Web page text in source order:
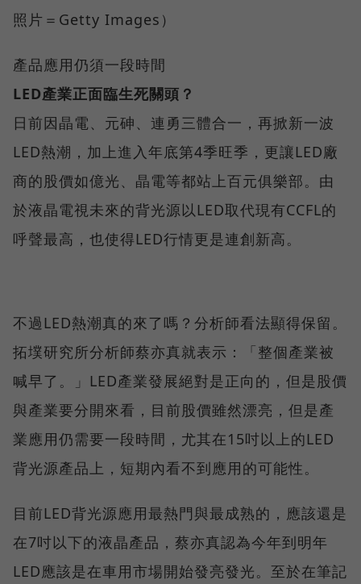
照片＝Getty Images）
產品應用仍須一段時間
LED產業正面臨生死關頭？
日前因晶電、元砷、連勇三體合一，再掀新一波
LED熱潮，加上進入年底第4季旺季，更讓LED廠
商的股價如億光、晶電等都站上百元俱樂部。由
於液晶電視未來的背光源以LED取代現有CCFL的
呼聲最高，也使得LED行情更是連創新高。
不過LED熱潮真的來了嗎？分析師看法顯得保留。
拓墣研究所分析師蔡亦真就表示：「整個產業被
喊早了。」LED產業發展絕對是正向的，但是股價
與產業要分開來看，目前股價雖然漂亮，但是產
業應用仍需要一段時間，尤其在15吋以上的LED
背光源產品上，短期內看不到應用的可能性。
目前LED背光源應用最熱門與最成熟的，應該還是
在7吋以下的液晶產品，蔡亦真認為今年到明年
LED應該是在車用市場開始發亮發光。至於在筆記